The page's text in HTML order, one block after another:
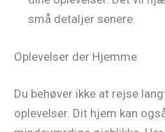
små detaljer senere.
Oplevelser der Hjemme
Du behøver ikke at rejse
oplevelser. Dit hjem kan